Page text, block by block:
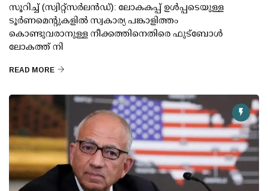
സൂറിച്ച് (സ്വിറ്റ്‌സര്‍ലന്‍ഡ്): ലോകകപ്പ് ഉള്‍പ്പടെയുള്ള
ടൂര്‍ണമെന്റുകളില്‍ സ്വകാര്യ പങ്കാളിത്തം
കൊണ്ടുവരാനുള്ള നീക്കത്തിനെതിരെ ഫുട്ബോള്‍
ലോകത്ത് നി
READ MORE